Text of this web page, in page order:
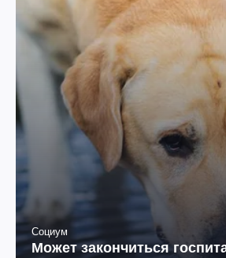
Социум
Может закончиться